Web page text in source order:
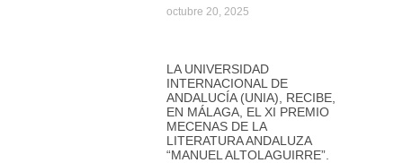
octubre 20, 2025
LA UNIVERSIDAD
INTERNACIONAL DE
ANDALUCÍA (UNIA), RECIBE,
EN MÁLAGA, EL XI PREMIO
MECENAS DE LA
LITERATURA ANDALUZA
“MANUEL ALTOLAGUIRRE”.